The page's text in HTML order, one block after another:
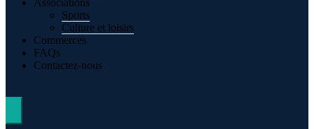
Associations
Sports
Culture et loisirs
Commerces
FAQs
Contactez-nous